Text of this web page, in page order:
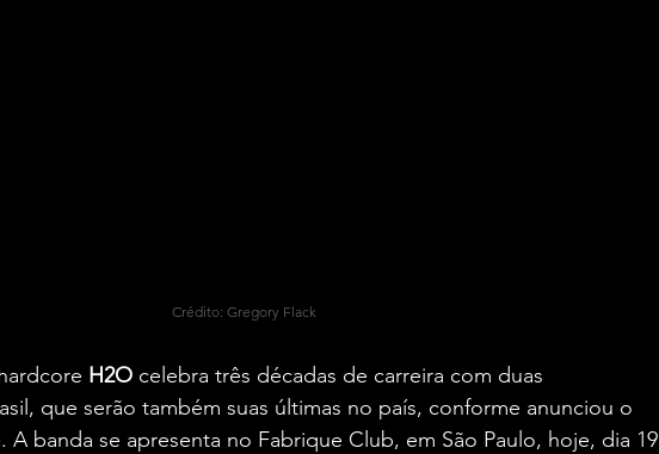
Crédito: Gregory Flack
H2O celebra três décadas de carreira com duas
que serão também suas últimas no país, conforme anunciou o
A banda se apresenta no Fabrique Club, em São Paulo, hoje, dia 19